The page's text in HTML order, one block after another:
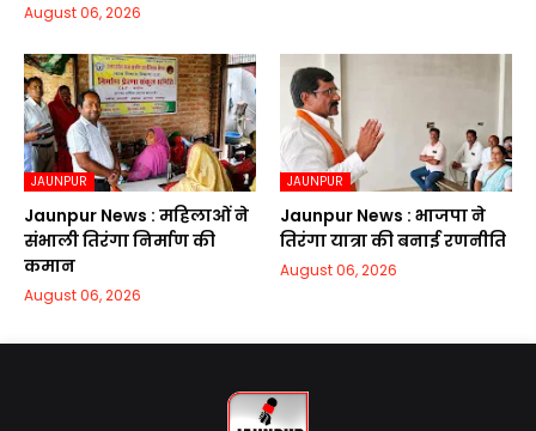
August 06, 2026
JAUNPUR
Jaunpur News : महिलाओं ने
संभाली तिरंगा निर्माण की
कमान
August 06, 2026
JAUNPUR
Jaunpur News : भाजपा ने
तिरंगा यात्रा की बनाई रणनीति
August 06, 2026